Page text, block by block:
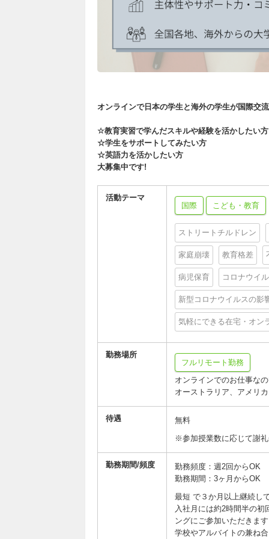
オンラインで日本の学生と海外の学生が国際交
☆教育実習で学んだスキルや経験を活かしたい方
☆学生をサポートしてみたい方
☆英語力を活かしたい方
大募集中です!
活動テーマ
国際
こども・教育
ストリートチルドレン
家庭崩壊 教育格差
病児保育 コロナウイ
新型コロナウイルスの影
気軽にできる在宅・オン
勤務場所
フルリモート勤務
オンラインでのお仕事な
オーストラリア、アメリ
待遇
無料
※参加授業数に応じて謝
勤務期間/頻度
勤務頻度：週2回からOK
勤務期間：3ヶ月からOK
最短 で３か月以上継続し
入社月には約2時間半の
ングにご参加いただきま
学校やアルバイトの兼ね